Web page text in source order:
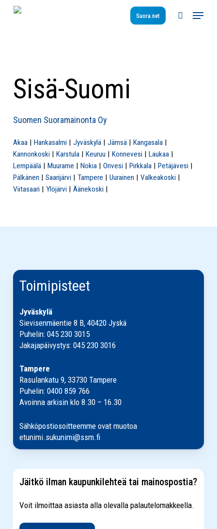
Suora.net
search
Menu
Sisä-Suomi
Suomen Suoramainonta Oy
Akaa Hankasalmi Jyväskylä Jämsä
Kangasala
Kannonkoski
Karstula Keuruu Konnevesi
Laukaa
Lempäälä
Muurame Nokia Orivesi Pirkkala
Petäjävesi
Pälkänen
Saarijärvi Tampere Uurainen
Valkeakoski
Viitasaari
Ylöjärvi Äänekoski
Toimipisteet
Jyväskylä
Sievisenmäentie 8 B, 40420 Jyskä
Puhelin: 045 230 3015
Jakajapäivystys: 045 230 3016
Tampere
Rasulankatu 9, 33730 Tampere
Puhelin: 0400 859 766
Avoinna arkisin klo 8.30 – 16.30
Sähköpostiosoitteemme ovat muotoa
etunimi.sukunimi@ssm.fi
Jäitkö ilman kaupunkilehteä tai mainospostia?
Voit ilmoittaa asiasta alla olevalla palautelomakkeella.